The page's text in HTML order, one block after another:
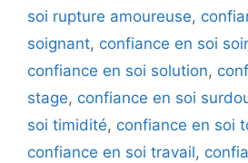
soi rupture amoureuse,
soignant, confiance en soi
confiance en soi solution,
stage, confiance en soi
soi timidité, confiance en soi
confiance en soi travail,